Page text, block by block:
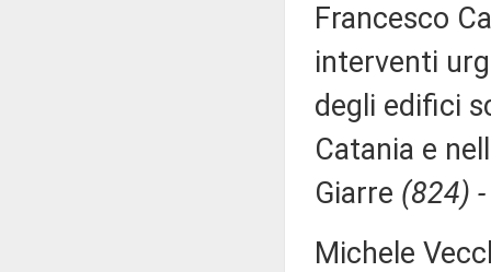
Francesco
interventi
degli edifici
Catania e
Giarre (824)
Michele